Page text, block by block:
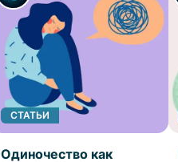
СТАТЬИ
Одиночество как